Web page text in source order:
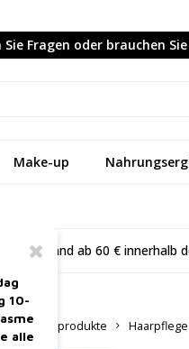
Sie Fragen oder brauchen
Make-up
10-
alle
Versand ab 60 € innerhalb
Pflegeprodukte Haarpflege